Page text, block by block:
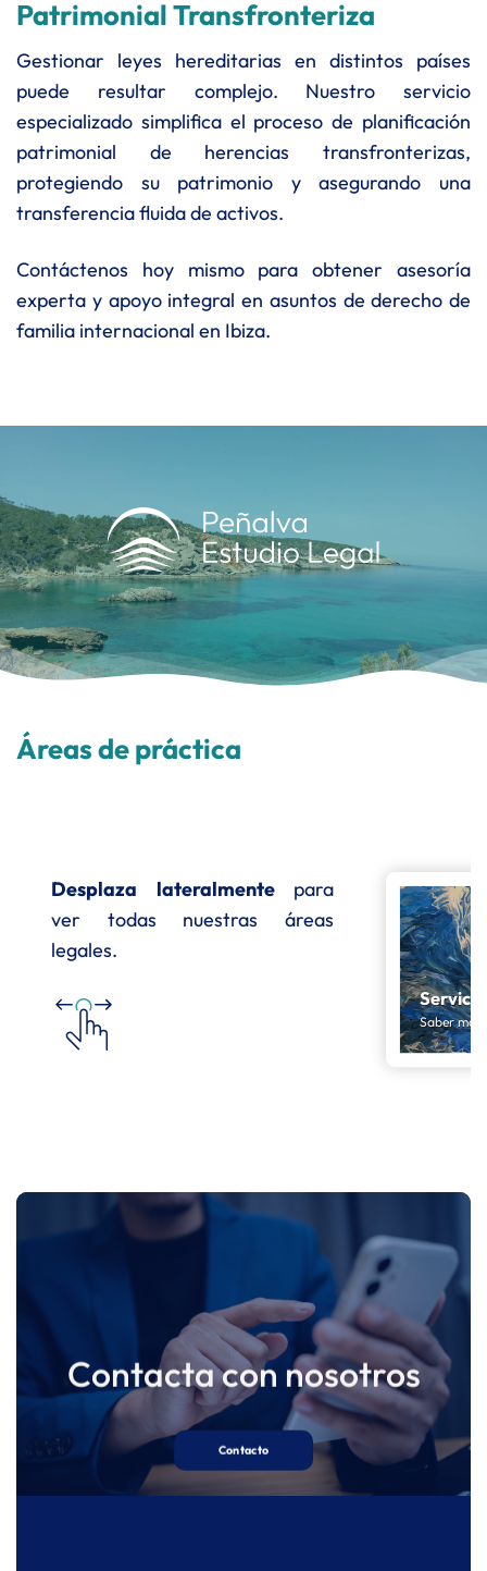
Patrimonial Transfronteriza
Gestionar leyes hereditarias en distintos países
puede resultar complejo. Nuestro servicio
especializado simplifica el proceso de planificación
patrimonial de herencias transfronterizas,
protegiendo su patrimonio y asegurando una
transferencia fluida de activos.
Contáctenos hoy mismo para obtener asesoría
experta y apoyo integral en asuntos de derecho de
familia internacional en Ibiza.
Áreas de práctica
Desplaza lateralmente para
ver todas nuestras áreas
legales.
Saber más
Contacta con nosotros
Contacto